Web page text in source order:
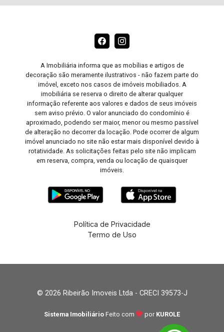
A Imobiliária informa que as mobílias e artigos de
decoração são meramente ilustrativos - não fazem parte do
imóvel, exceto nos casos de imóveis mobiliados. A
imobiliária se reserva o direito de alterar qualquer
informação referente aos valores e dados de seus imóveis
sem aviso prévio. O valor anunciado do condomínio é
aproximado, podendo ser maior, menor ou mesmo passível
de alteração no decorrer da locação. Pode ocorrer de algum
imóvel anunciado no site não estar mais disponível devido à
rotatividade. As solicitações feitas pelo site não implicam
em reserva, compra, venda ou locação de quaisquer
imóveis.
Política de Privacidade
Termo de Uso
© 2026 Ribeirão Imoveis Ltda - CRECI 39573-J
Sistema Imobiliário Feito com por KUROLE